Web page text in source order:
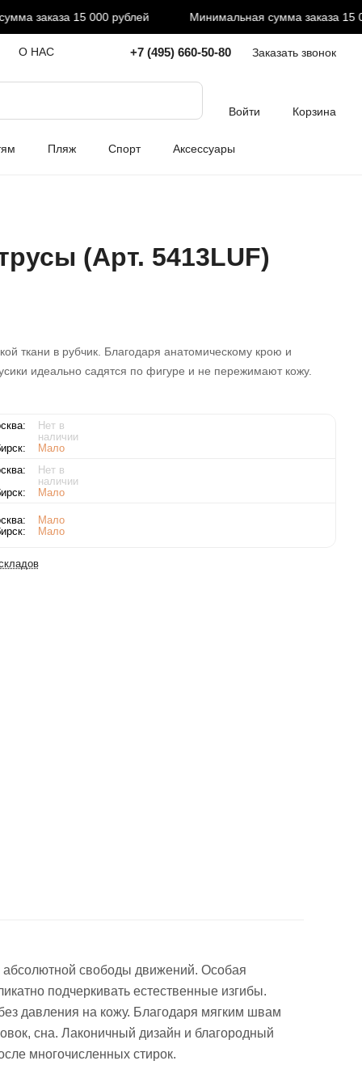
заказа 15 000 рублей Минимальная сумма заказа 15 000
О НАС +7 (495) 660-50-80 Заказать звонок
Войти Корзина
Пляж Спорт Аксессуары
(Арт. 5413LUF)
ткани в рубчик. Благодаря анатомическому крою и
идеально садятся по фигуре и не пережимают кожу.
Нет в
наличии
Мало
Нет в
наличии
Мало
Мало
Мало
абсолютной свободы движений. Особая
подчеркивать естественные изгибы.
давления на кожу. Благодаря мягким швам
сна. Лаконичный дизайн и благородный
многочисленных стирок.